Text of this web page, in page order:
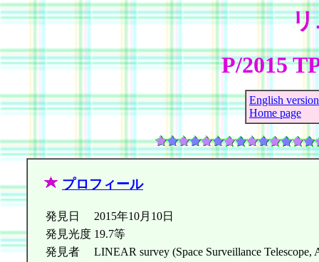
P/2015
English version
Home page
プロフィール
発見日
2015年10月10日
発見光度 19.7等
発見者
LINEAR survey (Space Surveillance